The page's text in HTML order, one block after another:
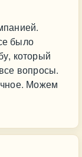
было
который
вопросы.
Можем